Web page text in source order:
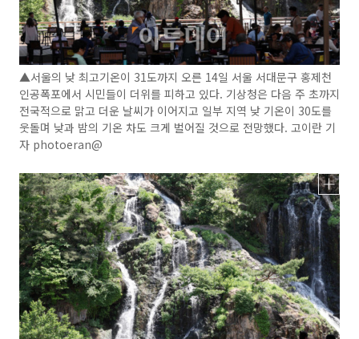
▲서울의 낮 최고기온이 31도까지 오른 14일 서울 서대문구 홍제천
인공폭포에서 시민들이 더위를 피하고 있다. 기상청은 다음 주 초까지
전국적으로 맑고 더운 날씨가 이어지고 일부 지역 낮 기온이 30도를
웃돌며 낮과 밤의 기온 차도 크게 벌어질 것으로 전망했다. 고이란 기
자 photoeran@